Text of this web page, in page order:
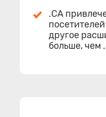
.CA
другое
больше, чем